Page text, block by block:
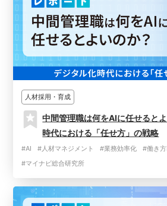
人材採用・育成
中間管理職は何をAIに任せると
時代における「任せ方」の戦略
#AI #人材マネジメント #業務効率化
#働き
#マイナビ総合研究所